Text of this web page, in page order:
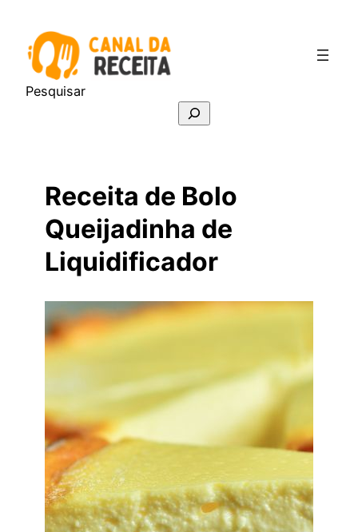
conteúdo
Pesquisar
Receita de Bolo
Queijadinha de
Liquidificador